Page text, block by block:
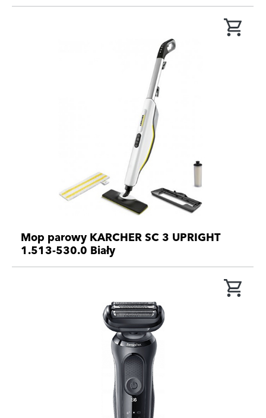
Mop parowy KARCHER SC 3 UPRIGHT
1.513-530.0 Biały